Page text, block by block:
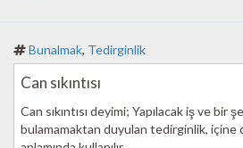
Bunalmak, Tedirginlik
Can sıkıntısı
Can sıkıntısı deyimi; Yapılacak iş ve bir
bulamamaktan duyulan tedirginlik, içine